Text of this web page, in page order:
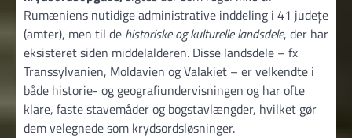
Rumæniens nutidige administrative inddeling i 41 județe
(amter), men til de historiske og kulturelle landsdele, der har
eksisteret siden middelalderen. Disse landsdele – fx
Transsylvanien, Moldavien og Valakiet – er velkendte i
både historie- og geografiundervisningen og har ofte
klare, faste stavemåder og bogstavlængder, hvilket gør
dem velegnede som krydsordsløsninger.